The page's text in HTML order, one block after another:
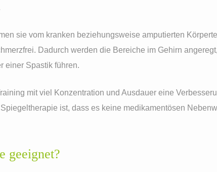
sie vom kranken beziehungsweise amputierten
Dadurch werden die Bereiche im Gehirn
einer Spastik führen.
mit viel Konzentration und Ausdauer eine
ist, dass es keine medikamentösen
geeignet?